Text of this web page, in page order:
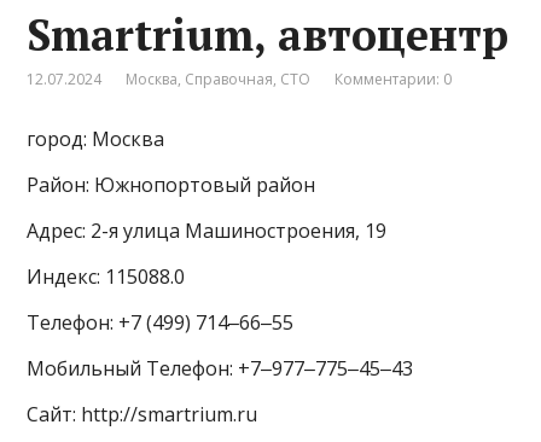
Smartrium, автоцентр
12.07.2024 Москва, Справочная, СТО Комментарии: 0
город: Москва
Район: Южнопортовый район
Адрес: 2-я улица Машиностроения, 19
Индекс: 115088.0
Телефон: +7 (499) 714‒66‒55
Мобильный Телефон: +7‒977‒775‒45‒43
Сайт: http://smartrium.ru